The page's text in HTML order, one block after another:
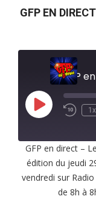
GFP EN
Play
Episode
1x
RSS FEED
SHARE
GFP en direct –
édition du jeudi
vendredi sur
de 8h à